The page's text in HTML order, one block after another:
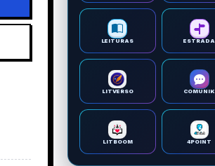
LEITURAS ESTRADA
LITVERSO COMUNIK
LITBOOM 4POINT